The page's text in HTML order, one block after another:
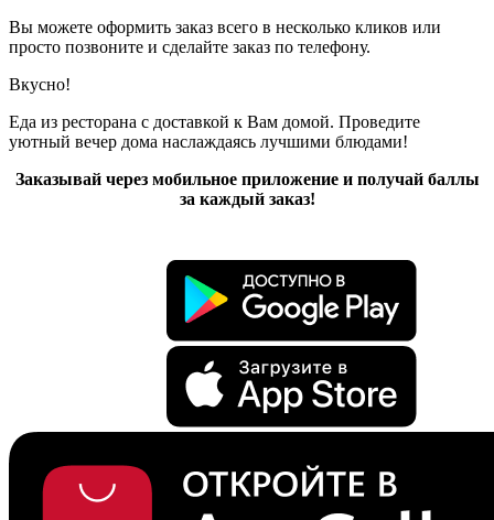
Вы можете оформить заказ всего в несколько кликов или
просто позвоните и сделайте заказ по телефону.
Вкусно!
Еда из ресторана с доставкой к Вам домой. Проведите
уютный вечер дома наслаждаясь лучшими блюдами!
Заказывай через мобильное приложение и получай баллы
за каждый заказ!